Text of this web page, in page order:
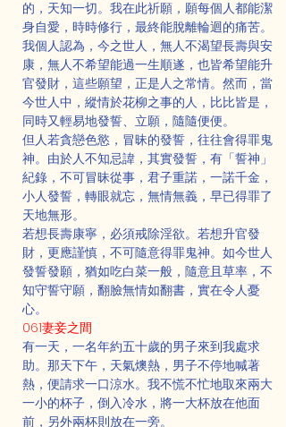
的，天知一切。我在此祈願，願每個人都能潔
身自愛，時時修行，最終能脫離輪迴的痛苦。
我個人認為，今之世人，無人不渴望長壽與安
康，無人不希望能過一生順遂，也皆希望能升
官發財，這些願望，正是人之常情。然而，當
今世人中，縱情於花柳之事的人，比比皆是，
同時又輕易地發誓、立願，隨隨便便。
但人若貪戀色慾，冒昧的發誓，往往會得罪鬼
神。由於人不知忌諱，其實發誓，有「誓神」
紀錄，不可冒昧從事，君子重諾，一諾千金，
小人發誓，轉眼就忘，無情無義，早已得罪了
天地無形。
若想長壽康寧，必須戒除淫欲。若想升官發
財，更應謹慎，不可隨意得罪鬼神。如今世人
發誓發願，猶如吃白菜一般，隨意且草率，不
知守誓守願，翻臉無情如翻書，實在令人憂
心。
061妻妾之間
有一天，一名年約五十歲的男子來到我處求
助。那天下午，天氣燠熱，男子不停地喊著
熱，便請求一口涼水。我不慌不忙地取來兩大
一小的杯子，倒入冷水，將一大杯放在他面
前，另外兩杯則放在一旁。